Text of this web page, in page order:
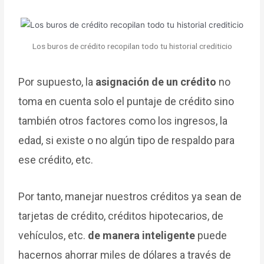
Los buros de crédito recopilan todo tu historial crediticio
Por supuesto, la asignación de un crédito no
toma en cuenta solo el puntaje de crédito sino
también otros factores como los ingresos, la
edad, si existe o no algún tipo de respaldo para
ese crédito, etc.
Por tanto, manejar nuestros créditos ya sean de
tarjetas de crédito, créditos hipotecarios, de
vehículos, etc. de manera inteligente puede
hacernos ahorrar miles de dólares a través de